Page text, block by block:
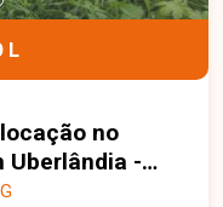
L
no
Uberlândia -